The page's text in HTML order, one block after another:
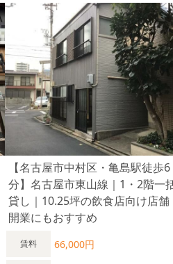
【名古屋市中村区・亀島駅徒歩6
分】名古屋市東⼭線｜1・2階一
貸し｜10.25坪の飲食店向け店舗
開業にもおすすめ
賃料 66,000円